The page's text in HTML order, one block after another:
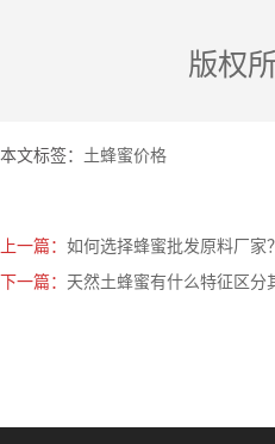
版权所
本文标签： 土蜂蜜价格
上一篇： 如何选择蜂蜜批发原料厂家？
下一篇： 天然土蜂蜜有什么特征区分